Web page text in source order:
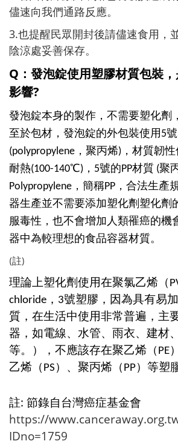
儘速向我們通路反應。
3.也提醒民眾開封後請儘速食用，
陰涼處妥善保存。
Q ：發泡錠使用塑膠材質包裝
影響?
發泡錠本身的製作，不需要塑化劑
至於包材，發泡錠的外包裝使用5
(polypropylene，聚丙烯)，材質韌性
耐熱(100-140℃)，5號的PP材質 (聚
Polypropylene，簡稱PP，合法生產
器生產並不需要添加塑化劑塑化劑
服毒性，也不會增加人類罹癌的機
器中為較理想的食品容器材質。
(註)
理論上塑化劑使用在聚氯乙烯（
chloride，3號塑膠，因為具有易
質，在生活中使用非常普遍，主
器，如電線、水管、雨衣、建材
等。），不應該存在聚乙烯（PE
乙烯（PS）、聚丙烯（PP）等塑
註: 節錄自台灣癌症基金會
https://
IDno=1759